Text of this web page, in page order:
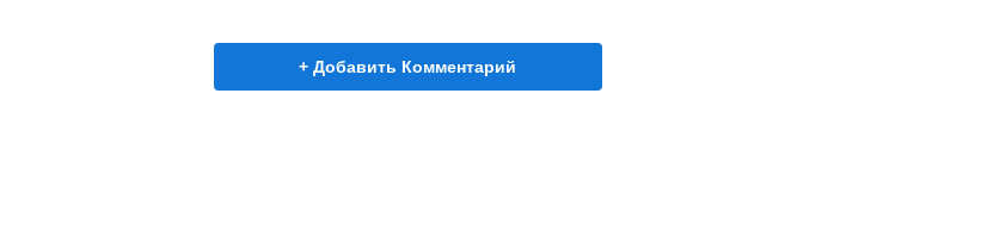
+ Добавить Комментарий